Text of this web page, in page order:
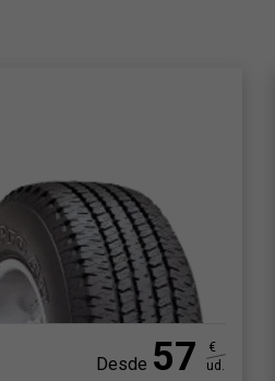
Desde 57
€
ud.